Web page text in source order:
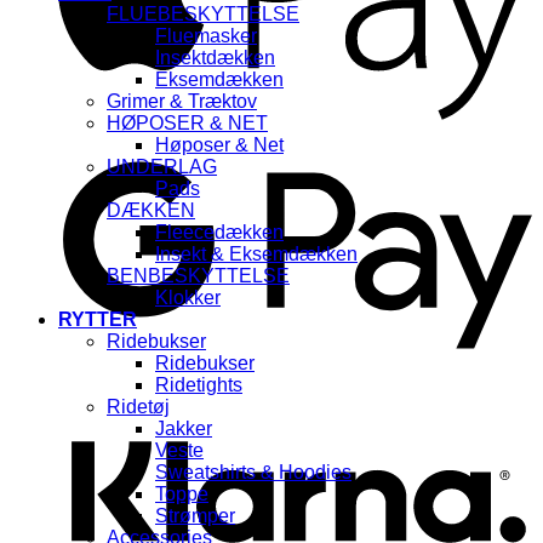
FLUEBESKYTTELSE
Fluemasker
Insektdækken
Eksemdækken
Grimer & Træktov
HØPOSER & NET
Høposer & Net
UNDERLAG
Pads
DÆKKEN
Fleecedækken
Insekt & Eksemdækken
BENBESKYTTELSE
Klokker
RYTTER
Ridebukser
Ridebukser
Ridetights
Ridetøj
Jakker
Veste
Sweatshirts & Hoodies
Toppe
Strømper
Accessories